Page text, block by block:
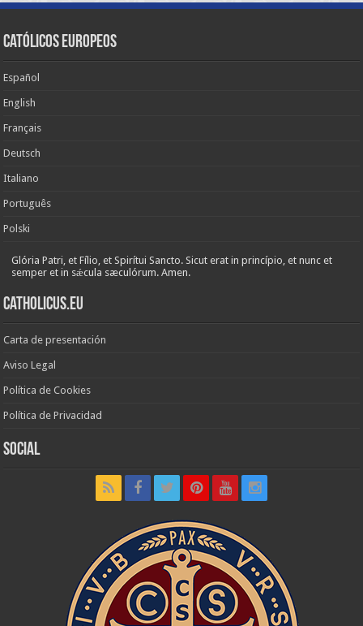
Católicos Europeos
Español
English
Français
Deutsch
Italiano
Português
Polski
Glória Patri, et Fílio, et Spirítui Sancto. Sicut erat in princípio, et nunc et
semper et in sǽcula sæculórum. Amen.
Catholicus.eu
Carta de presentación
Aviso Legal
Política de Cookies
Política de Privacidad
Social